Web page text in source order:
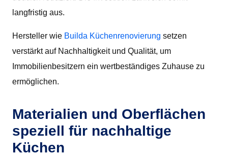
langfristig aus.
Hersteller wie Builda Küchenrenovierung setzen
verstärkt auf Nachhaltigkeit und Qualität, um
Immobilienbesitzern ein wertbeständiges Zuhause zu
ermöglichen.
Materialien und Oberflächen
speziell für nachhaltige
Küchen